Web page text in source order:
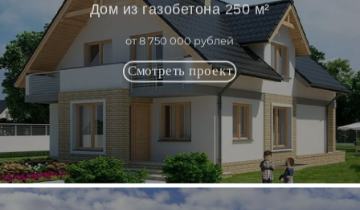
Дом из газобетона 250 м²
от 8 750 000 рублей